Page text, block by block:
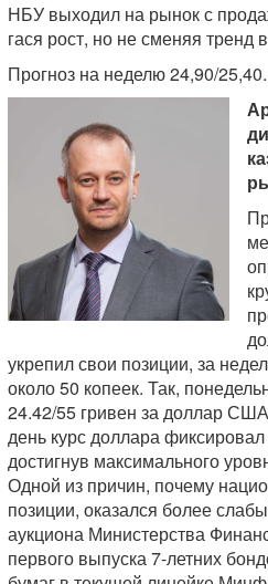
НБУ выходил на рынок с
гася рост, но не сменяя тренд
Прогноз на неделю 24,90/25,40.
укрепил свои позиции, за
около 50 копеек. Так,
24.42/55 гривен за доллар
день курс доллара
достигнув максимального
Одной из причин, почему
позиции, оказался более
аукциона Министерства
первого выпуска 7-летних